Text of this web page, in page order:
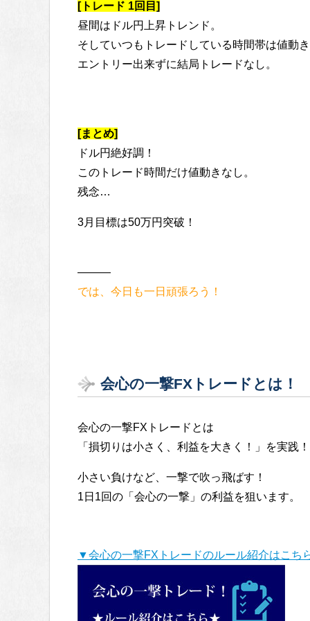
[トレード 1回目]
昼間はドル円上昇トレンド。
そしていつもトレードしている時間帯は値動
エントリー出来ずに結局トレードなし。
[まとめ]
ドル円絶好調！
このトレード時間だけ値動きなし。
残念…
3月目標は50万円突破！
———
では、今日も一日頑張ろう！
会心の一撃FXトレードとは！
会心の一撃FXトレードとは
「損切りは小さく、利益を大きく！」を実践！
小さい負けなど、一撃で吹っ飛ばす！
1日1回の「会心の一撃」の利益を狙います。
▼会心の一撃FXトレードのルール紹介はこち